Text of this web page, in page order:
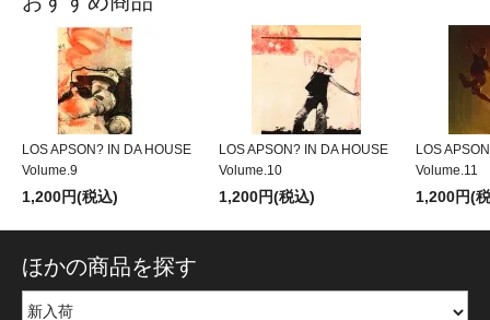
LOS APSON? IN DA HOUSE
Volume.9
1,200円(税込)
LOS APSON? IN DA HOUSE
Volume.10
1,200円(税込)
LOS
Volume.11
1,200円(
ほかの商品を探す